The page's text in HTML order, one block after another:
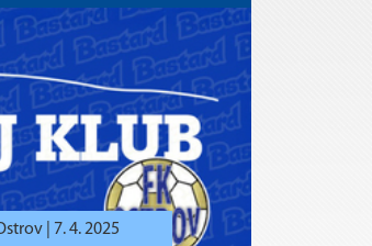
| 7. 4. 2025